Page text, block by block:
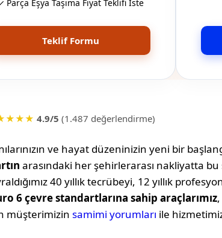
Parça Eşya Taşıma Fiyat Teklifi İste
Teklif Formu
4.9/5 (1.487 değerlendirme)
ve hayat düzeninizin yeni bir
arasındaki her şehirlerarası nakliyatta
40 yıllık tecrübeyi, 12 yıllık
6 çevre standartlarına sahip araçlarımız,
müşterimizin samimi yorumları ile